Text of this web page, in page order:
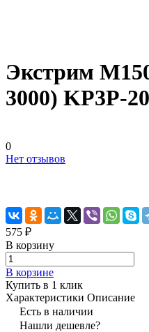
Экстрим
3000) KP3P-
0
Нет отзывов
575 ₽
В корзину
В корзине
Купить в 1 клик
Характеристики Описание
Есть в наличии
Нашли дешевле?